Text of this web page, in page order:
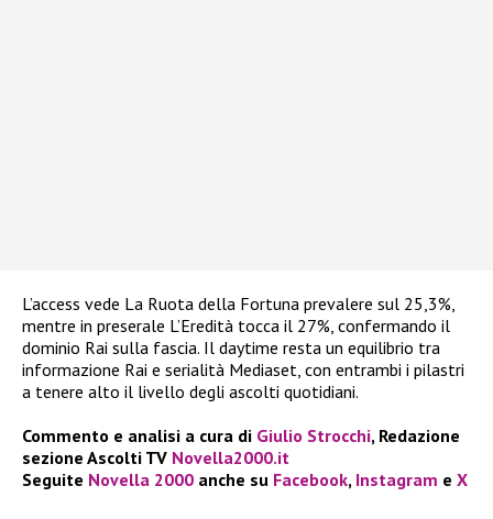
L’access vede La Ruota della Fortuna prevalere sul 25,3%,
mentre in preserale L’Eredità tocca il 27%, confermando il
dominio Rai sulla fascia. Il daytime resta un equilibrio tra
informazione Rai e serialità Mediaset, con entrambi i pilastri
a tenere alto il livello degli ascolti quotidiani.
Commento e analisi a cura di Giulio Strocchi, Redazione
sezione Ascolti TV Novella2000.it
Seguite Novella 2000 anche su Facebook, Instagram e X